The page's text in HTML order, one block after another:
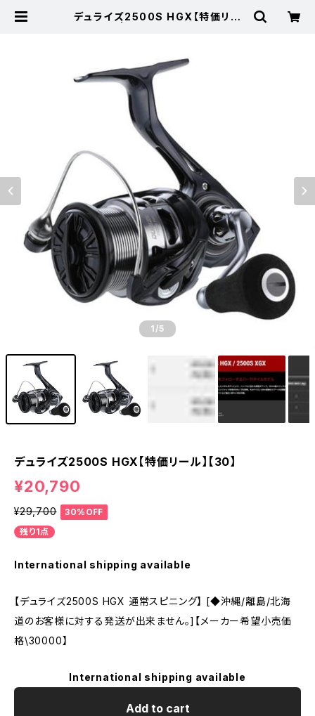
デュライズ2500S HGX【特価リー
1 /5
デュライズ2500S HGX【特価リール】【30】
¥20,790
¥29,700
30%OFF
残り1点
International shipping available
【デュライズ2500S HGX 通常スピニング】 [◆沖縄/離島/北海
道のお客様に対する発送が出来ません。]【メーカー希望小売価
格\30000】
International shipping available
Add to cart